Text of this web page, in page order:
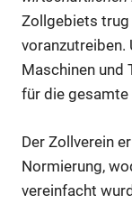
Zollgebiets trug
voranzutreiben.
Maschinen und
für die gesamte
Der Zollverein
Normierung,
vereinfacht